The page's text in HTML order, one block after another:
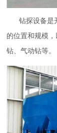
钻探设备是
的位置和规模
钻、气动钻等。